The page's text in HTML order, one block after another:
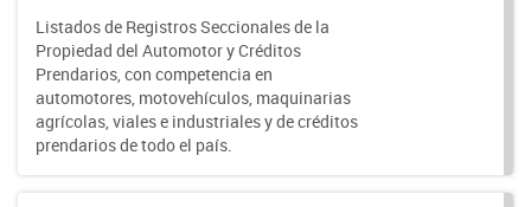
Listados de Registros Seccionales de la
Propiedad del Automotor y Créditos
Prendarios, con competencia en
automotores, motovehículos, maquinarias
agrícolas, viales e industriales y de créditos
prendarios de todo el país.